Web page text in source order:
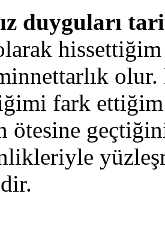
duyguları
fark ettiğim
ötesine